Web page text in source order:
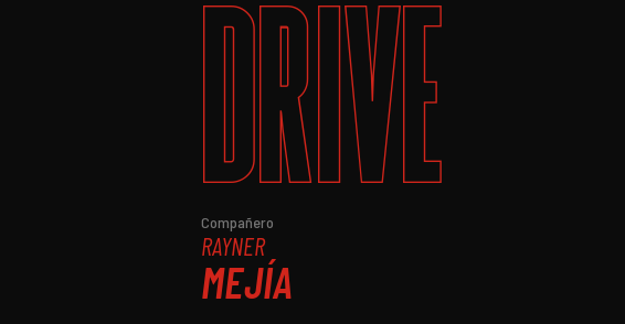
DRIVE
Compañero
RAYNER
MEJÍA